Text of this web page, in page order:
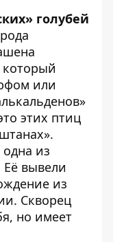
голубей
или
этих птиц
одна из
вывели
из
Скворец
но имеет